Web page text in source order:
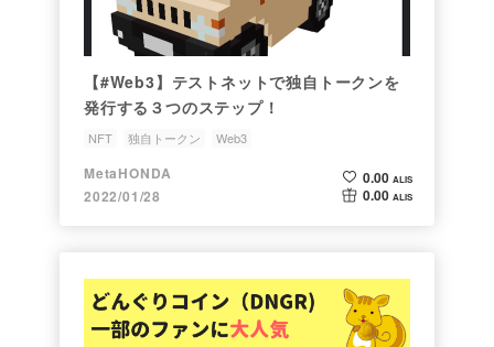
【#Web3】テストネットで独自トークンを
発行する３つのステップ！
NFT 独自トークン Web3
MetaHONDA
2022/01/28
0.00 ALIS
0.00 ALIS